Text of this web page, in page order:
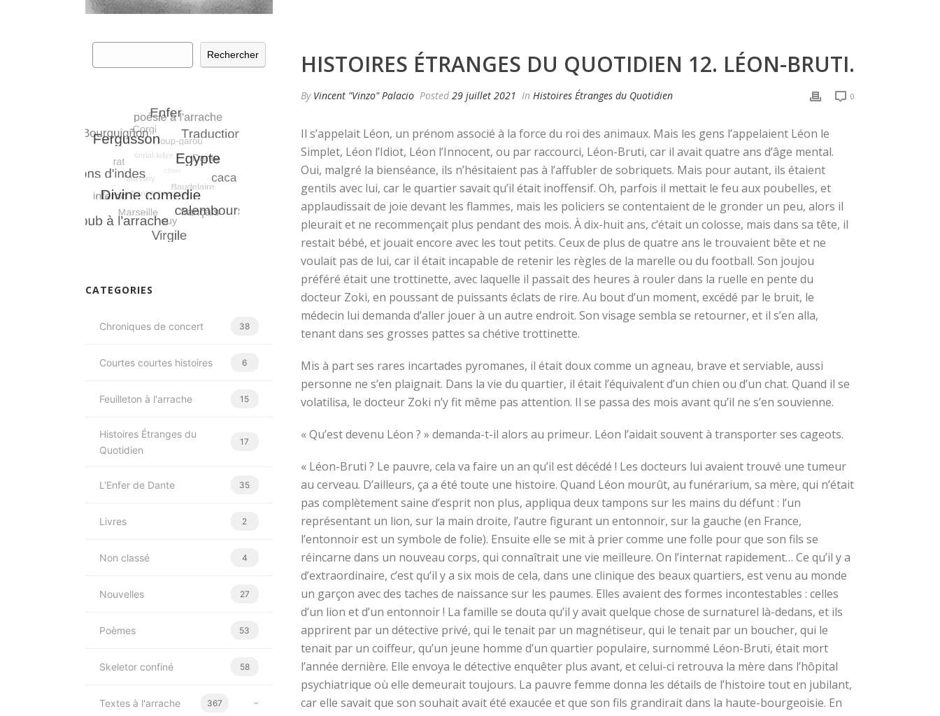
HISTOIRES ÉTRANGES DU QUOTIDIEN 12. LÉON-BRUTI.
By Vincent "Vinzo" Palacio Posted 29 juillet 2021 In Histoires Étranges du Quotidien 0
Il s’appelait Léon, un prénom associé à la force du roi des animaux. Mais les gens l’appelaient Léon le
Simplet, Léon l’Idiot, Léon l’Innocent, ou par raccourci, Léon-Bruti, car il avait quatre ans d’âge mental.
Oui, malgré la bienséance, ils n’hésitaient pas à l’affubler de sobriquets. Mais pour autant, ils étaient
gentils avec lui, car le quartier savait qu’il était inoffensif. Oh, parfois il mettait le feu aux poubelles, et
applaudissait de joie devant les flammes, mais les policiers se contentaient de le gronder un peu, alors il
pleurait et ne recommençait plus pendant des mois. À dix-huit ans, c’était un colosse, mais dans sa tête, il
restait bébé, et jouait encore avec les tout petits. Ceux de plus de quatre ans le trouvaient bête et ne
voulait pas de lui, car il était incapable de retenir les règles de la marelle ou du football. Son joujou
préféré était une trottinette, avec laquelle il passait des heures à rouler dans la ruelle en pente du
docteur Zoki, en poussant de puissants éclats de rire. Au bout d’un moment, excédé par le bruit, le
médecin lui demanda d’aller jouer à un autre endroit. Son visage sembla se retourner, et il s’en alla,
tenant dans ses grosses pattes sa chétive trottinette.
Mis à part ses rares incartades pyromanes, il était doux comme un agneau, brave et serviable, aussi
personne ne s’en plaignait. Dans la vie du quartier, il était l’équivalent d’un chien ou d’un chat. Quand il se
volatilisa, le docteur Zoki n’y fit même pas attention. Il se passa des mois avant qu’il ne s’en souvienne.
« Qu’est devenu Léon ? » demanda-t-il alors au primeur. Léon l’aidait souvent à transporter ses cageots.
« Léon-Bruti ? Le pauvre, cela va faire un an qu’il est décédé ! Les docteurs lui avaient trouvé une tumeur
au cerveau. D’ailleurs, ça a été toute une histoire. Quand Léon mourût, au funérarium, sa mère, qui n’était
pas complètement saine d’esprit non plus, appliqua deux tampons sur les mains du défunt : l’un
représentant un lion, sur la main droite, l’autre figurant un entonnoir, sur la gauche (en France,
l’entonnoir est un symbole de folie). Ensuite elle se mit à prier comme une folle pour que son fils se
réincarne dans un nouveau corps, qui connaîtrait une vie meilleure. On l’internat rapidement… Ce qu’il y a
d’extraordinaire, c’est qu’il y a six mois de cela, dans une clinique des beaux quartiers, est venu au monde
un garçon avec des taches de naissance sur les paumes. Elles avaient des formes incontestables : celles
d’un lion et d’un entonnoir ! La famille se douta qu’il y avait quelque chose de surnaturel là-dedans, et ils
apprirent par un détective privé, qui le tenait par un magnétiseur, qui le tenait par un boucher, qui le
tenait par un coiffeur, qu’un jeune homme d’un quartier populaire, surnommé Léon-Bruti, était mort
l’année dernière. Elle envoya le détective enquêter plus avant, et celui-ci retrouva la mère dans l’hôpital
psychiatrique où elle demeurait toujours. La pauvre femme donna les détails de l’histoire tout en jubilant,
car elle savait que son souhait avait été exaucée et que son fils grandirait dans la haute-bourgeoisie. En
Rechercher
CATEGORIES
Chroniques de concert 38
Courtes courtes histoires 6
Feuilleton à l'arrache 15
Histoires Étranges du
Quotidien
17
L'Enfer de Dante 35
Livres 2
Non classé 4
Nouvelles 27
Poèmes 53
Skeletor confiné 58
Textes à l'arrache 367